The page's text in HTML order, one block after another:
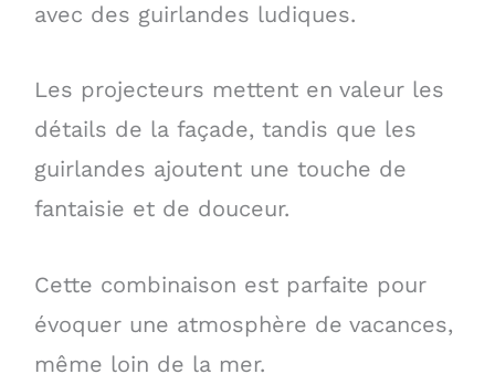
avec des guirlandes ludiques.
Les projecteurs mettent en valeur les
détails de la façade, tandis que les
guirlandes ajoutent une touche de
fantaisie et de douceur.
Cette combinaison est parfaite pour
évoquer une atmosphère de vacances,
même loin de la mer.